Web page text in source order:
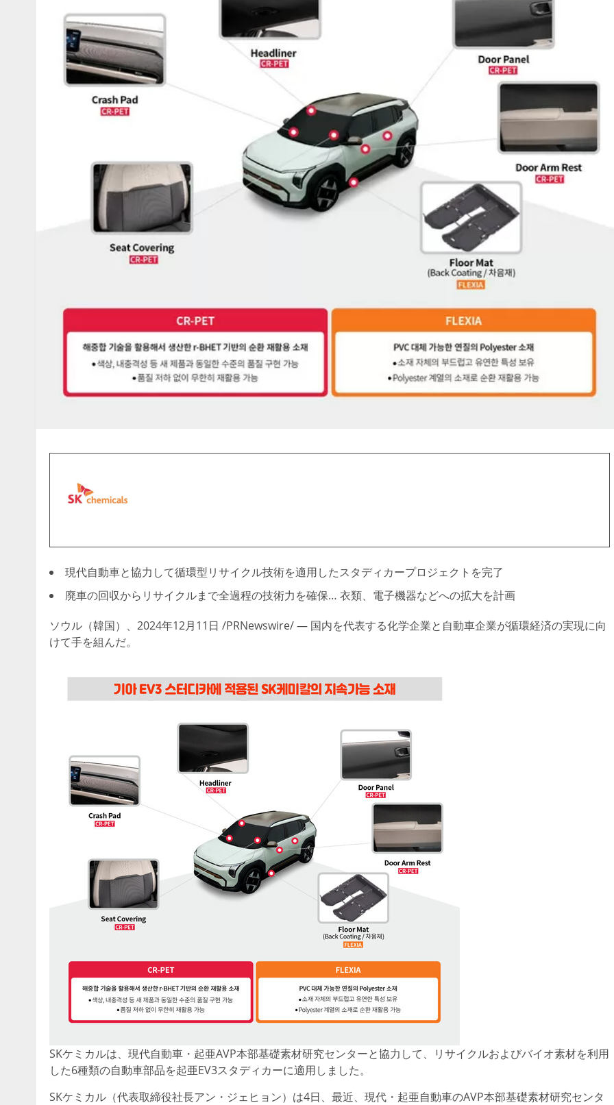
現代自動車と協力して循環型リサイクル技術を適用したスタディカープロジェクトを完了
廃車の回収からリサイクルまで全過程の技術力を確保… 衣類、電子機器などへの拡大を計画
ソウル（韓国）、2024年12月11日 /PRNewswire/ — 国内を代表する化学企業と自動車企業が循環経済の実現に向
けて手を組んだ。
SKケミカルは、現代自動車・起亜AVP本部基礎素材研究センターと協力して、リサイクルおよびバイオ素材を利用
した6種類の自動車部品を起亜EV3スタディカーに適用しました。
SKケミカル（代表取締役社長アン・ジェヒョン）は4日、最近、現代・起亜自動車のAVP本部基礎素材研究センタ